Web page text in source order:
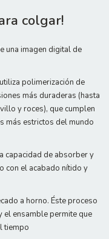
colgar!
una imagen digital de
polimerización de
más duraderas (hasta
y roces), que cumplen
más estrictos del mundo
capacidad de absorber y
con el acabado nítido y
a horno. Éste proceso
el ensamble permite que
tiempo